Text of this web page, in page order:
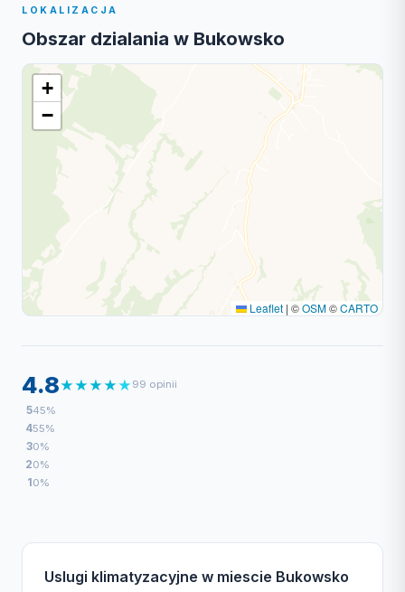
LOKALIZACJA
Obszar dzialania w Bukowsko
+
−
Leaflet | ©OSM©CARTO
4.8★★★★★ 99 opinii
545%
455%
30%
20%
10%
Uslugi klimatyzacyjne w miescie Bukowsko